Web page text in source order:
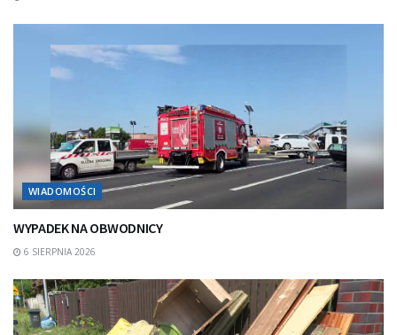
WIADOMOŚCI
WYPADEK NA OBWODNICY
6 SIERPNIA 2026